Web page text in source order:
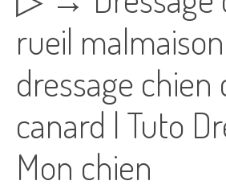
rueil
dressage chien
canard | Tuto
Mon chien